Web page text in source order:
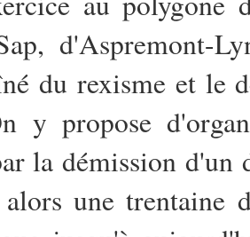
d'Aspremont-
du rexisme et le
y propose
la démission d'un
une trentaine